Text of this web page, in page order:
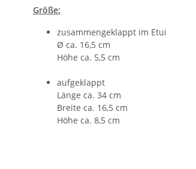
Größe:
zusammengeklappt im Etui
Ø ca. 16,5 cm
Höhe ca. 5,5 cm
aufgeklappt
Länge ca. 34 cm
Breite ca. 16,5 cm
Höhe ca. 8,5 cm